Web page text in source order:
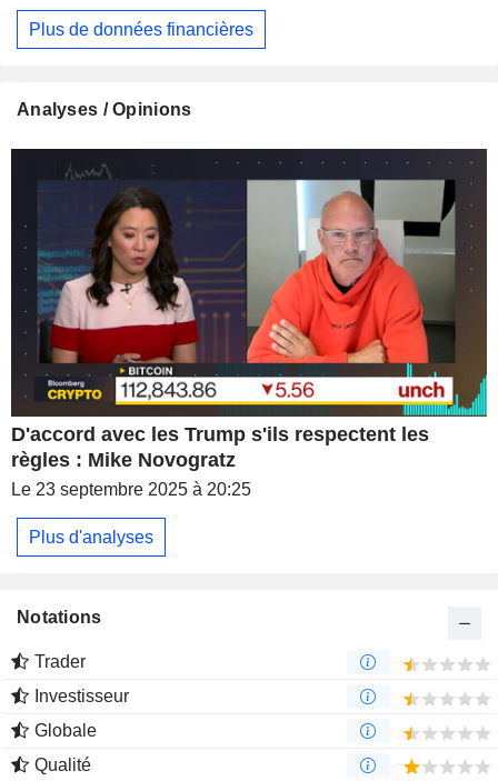
Plus de données financières
Analyses / Opinions
D'accord avec les Trump s'ils respectent les
règles : Mike Novogratz
Le 23 septembre 2025 à 20:25
Plus d'analyses
Notations
Trader
Investisseur
Globale
Qualité